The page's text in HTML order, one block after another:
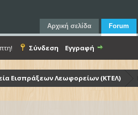
Αρχική σελίδα Forum
Σύνδεση Εγγραφή
Εισπράξεων Λεωφορείων (ΚΤΕΛ)